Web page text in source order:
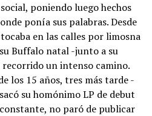
poniendo luego hechos
ponía sus palabras. Desde
en las calles por limosna
Buffalo natal -junto a su
un intenso camino.
los 15 años, tres más tarde -
su homónimo LP de debut
no paró de publicar